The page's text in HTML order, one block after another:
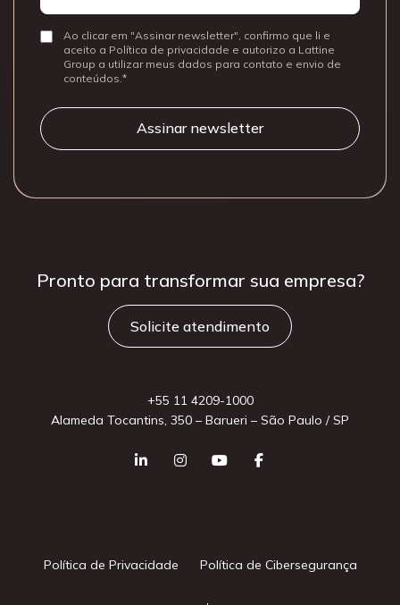
ConsentirAo clicar em "Assinar newsletter", confirmo que li e
aceito a Política de privacidade e autorizo a Lattine
Group a utilizar meus dados para contato e envio de
conteúdos.
Pronto para transformar sua empresa?
Solicite atendimento
+55 11 4209-1000
Alameda Tocantins, 350 – Barueri – São Paulo / SP
Política de Privacidade Política de Cibersegurança